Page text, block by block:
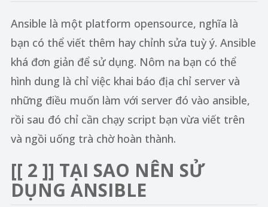
Ansible là một platform opensource, nghĩa là
bạn có thể viết thêm hay chỉnh sửa tuỳ ý. Ansible
khá đơn giản để sử dụng. Nôm na bạn có thể
hình dung là chỉ việc khai báo địa chỉ server và
những điều muốn làm với server đó vào ansible,
rồi sau đó chỉ cần chạy script bạn vừa viết trên
và ngồi uống trà chờ hoàn thành.
[[ 2 ]] TẠI SAO NÊN SỬ
DỤNG ANSIBLE